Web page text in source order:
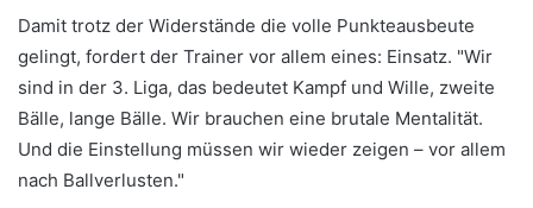
Damit trotz der Widerstände die volle Punkteausbeute
gelingt, fordert der Trainer vor allem eines: Einsatz. "Wir
sind in der 3. Liga, das bedeutet Kampf und Wille, zweite
Bälle, lange Bälle. Wir brauchen eine brutale Mentalität.
Und die Einstellung müssen wir wieder zeigen – vor allem
nach Ballverlusten."